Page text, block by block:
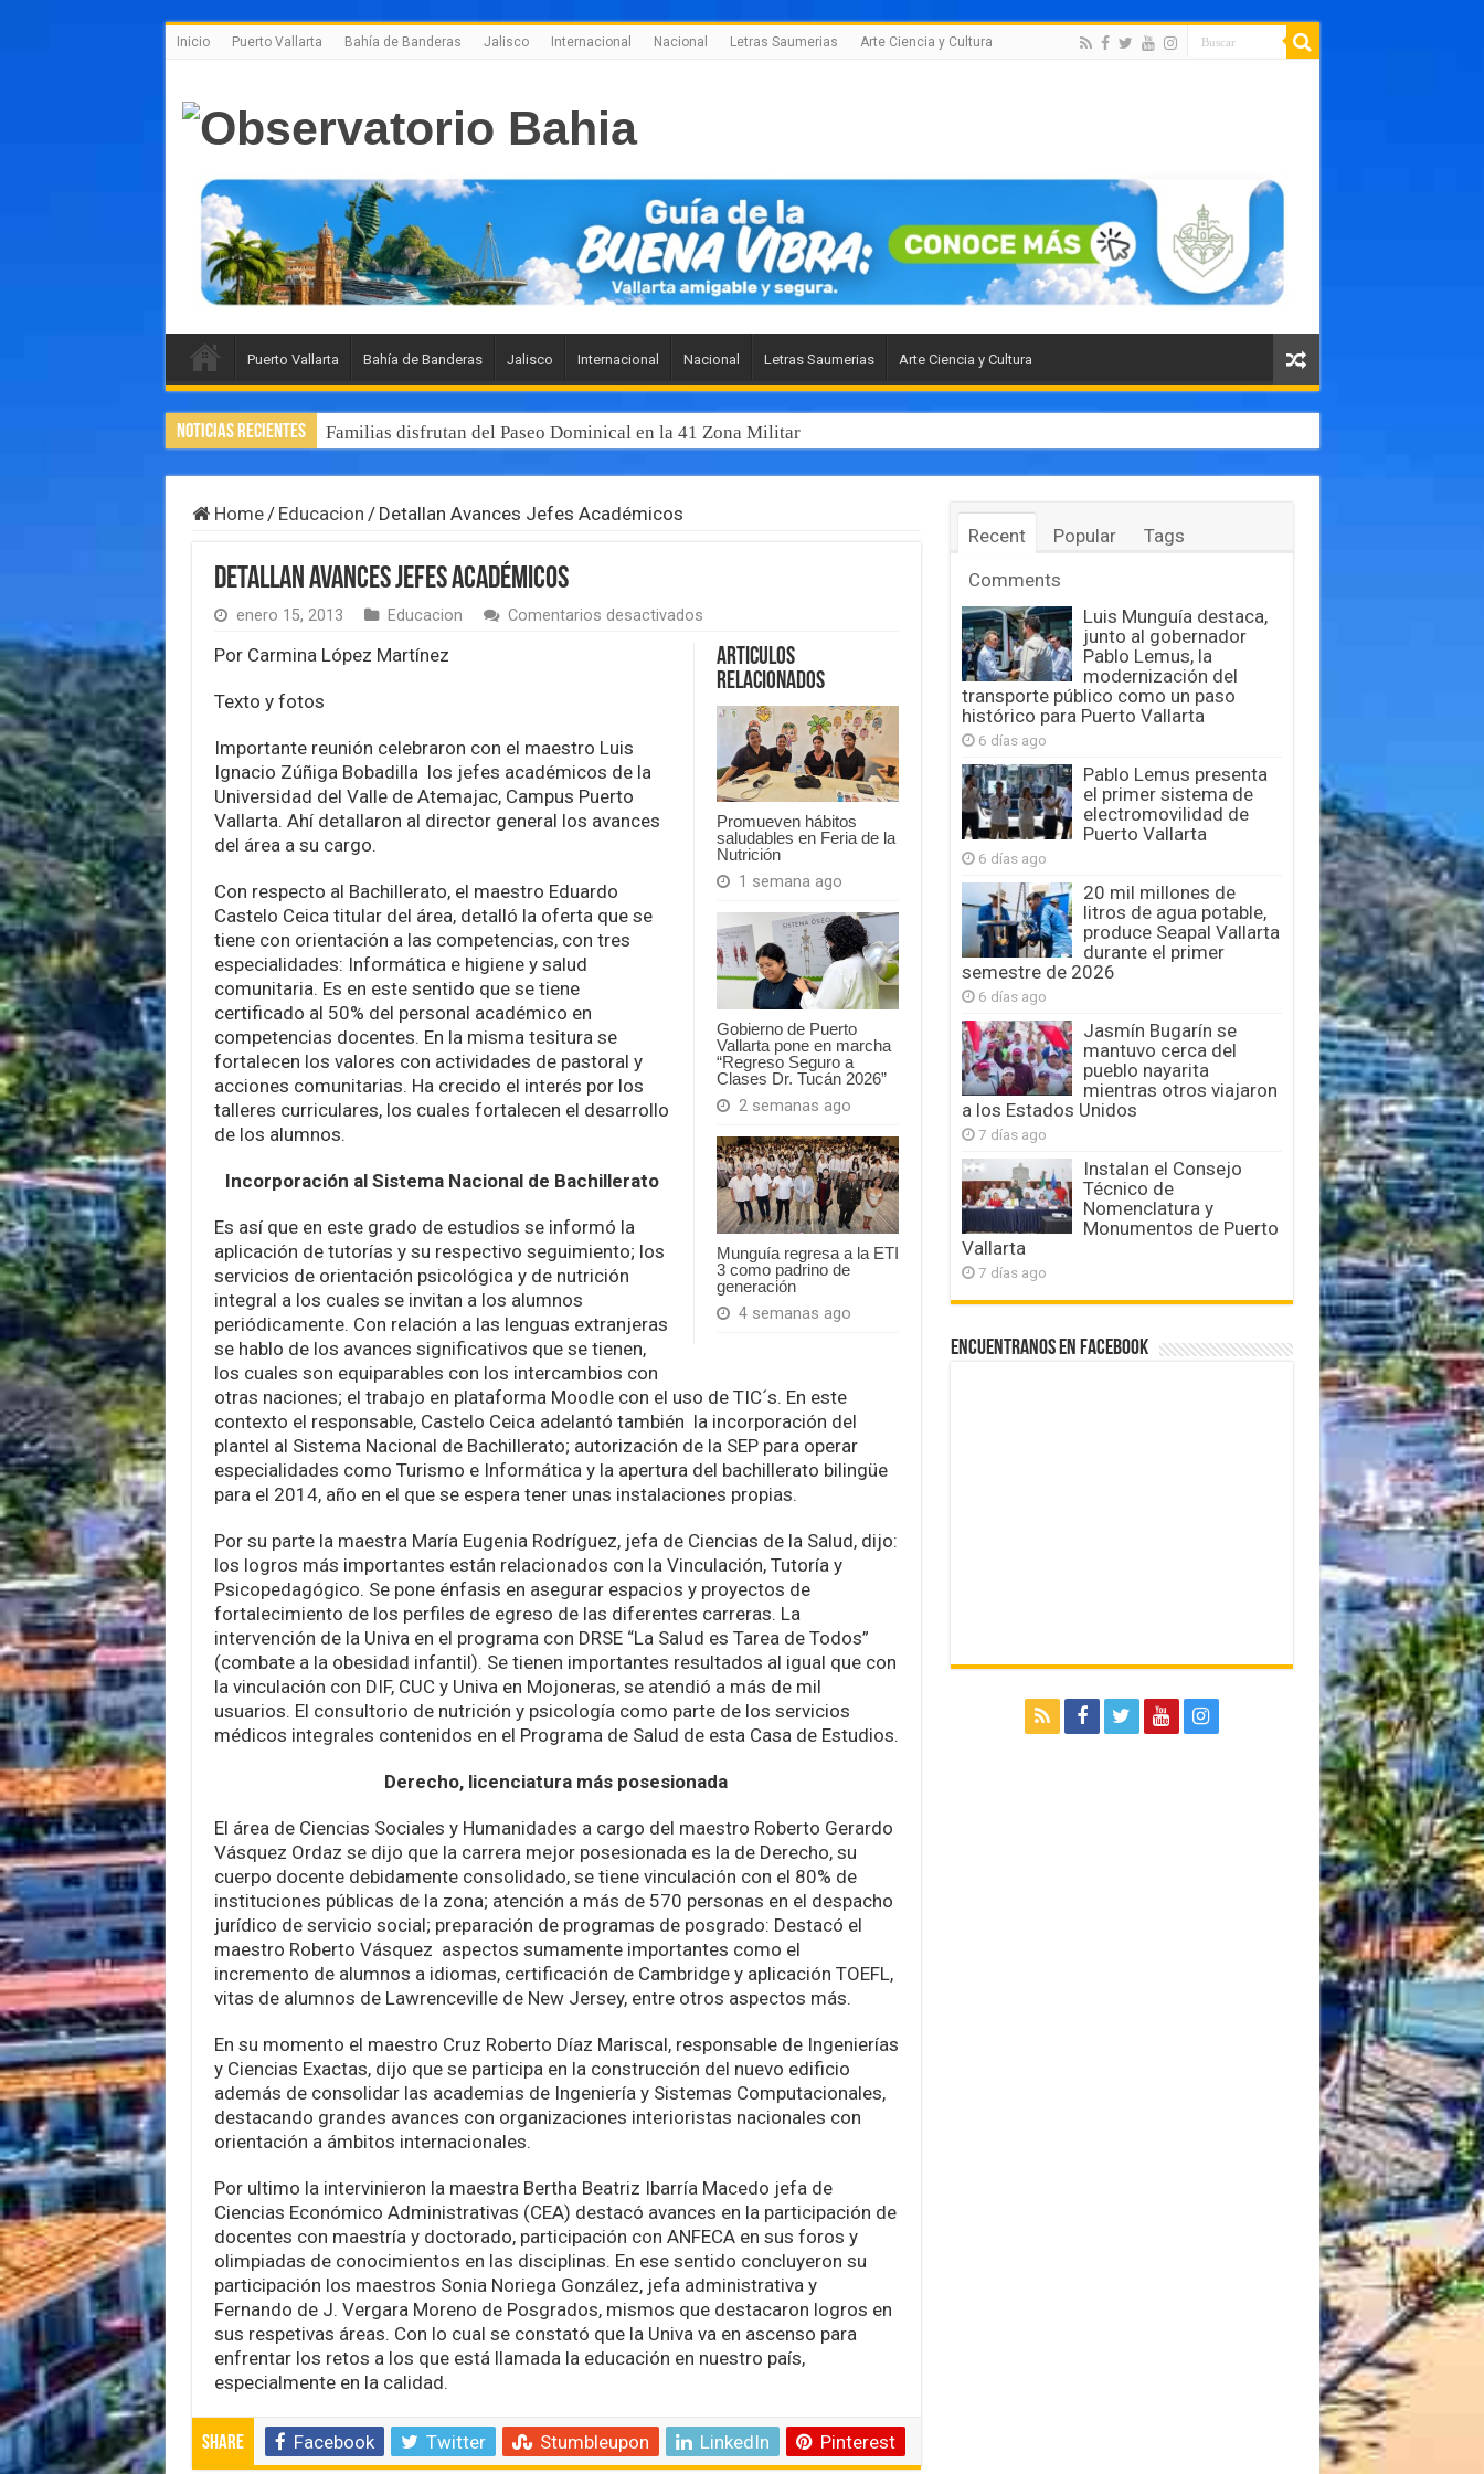
Inicio Puerto Vallarta Bahía de Banderas Jalisco Internacional Nacional Letras Saumerias Arte Ciencia y Cultura
Puerto Vallarta Bahía de Banderas Jalisco Internacional Nacional Letras Saumerias Arte Ciencia y Cultura
Noticias Recientes Familias disfrutan del Paseo Dominical en la 41 Zona Militar
Home / Educacion / Detallan Avances Jefes Académicos
Detallan Avances Jefes Académicos
enero 15, 2013 Educacion Comentarios desactivadosen
Avances
Jefes
Académicos
Articulos
Relacionados
Promueven hábitos
saludables en Feria de la
Nutrición
1 semana ago
Gobierno de Puerto
Vallarta pone en marcha
“Regreso Seguro a
Clases Dr. Tucán 2026”
2 semanas ago
Munguía regresa a la ETI
3 como padrino de
generación
4 semanas ago
Por Carmina López Martínez
Texto y fotos
Importante reunión celebraron con el maestro Luis
Ignacio Zúñiga Bobadilla los jefes académicos de la
Universidad del Valle de Atemajac, Campus Puerto
Vallarta. Ahí detallaron al director general los avances
del área a su cargo.
Con respecto al Bachillerato, el maestro Eduardo
Castelo Ceica titular del área, detalló la oferta que se
tiene con orientación a las competencias, con tres
especialidades: Informática e higiene y salud
comunitaria. Es en este sentido que se tiene
certificado al 50% del personal académico en
competencias docentes. En la misma tesitura se
fortalecen los valores con actividades de pastoral y
acciones comunitarias. Ha crecido el interés por los
talleres curriculares, los cuales fortalecen el desarrollo
de los alumnos.
Incorporación al Sistema Nacional de Bachillerato
Es así que en este grado de estudios se informó la
aplicación de tutorías y su respectivo seguimiento; los
servicios de orientación psicológica y de nutrición
integral a los cuales se invitan a los alumnos
periódicamente. Con relación a las lenguas extranjeras
se hablo de los avances significativos que se tienen,
los cuales son equiparables con los intercambios con
otras naciones; el trabajo en plataforma Moodle con el uso de TIC´s. En este
contexto el responsable, Castelo Ceica adelantó también la incorporación del
plantel al Sistema Nacional de Bachillerato; autorización de la SEP para operar
especialidades como Turismo e Informática y la apertura del bachillerato bilingüe
para el 2014, año en el que se espera tener unas instalaciones propias.
Por su parte la maestra María Eugenia Rodríguez, jefa de Ciencias de la Salud, dijo:
los logros más importantes están relacionados con la Vinculación, Tutoría y
Psicopedagógico. Se pone énfasis en asegurar espacios y proyectos de
fortalecimiento de los perfiles de egreso de las diferentes carreras. La
intervención de la Univa en el programa con DRSE “La Salud es Tarea de Todos”
(combate a la obesidad infantil). Se tienen importantes resultados al igual que con
la vinculación con DIF, CUC y Univa en Mojoneras, se atendió a más de mil
usuarios. El consultorio de nutrición y psicología como parte de los servicios
médicos integrales contenidos en el Programa de Salud de esta Casa de Estudios.
Derecho, licenciatura más posesionada
El área de Ciencias Sociales y Humanidades a cargo del maestro Roberto Gerardo
Vásquez Ordaz se dijo que la carrera mejor posesionada es la de Derecho, su
cuerpo docente debidamente consolidado, se tiene vinculación con el 80% de
instituciones públicas de la zona; atención a más de 570 personas en el despacho
jurídico de servicio social; preparación de programas de posgrado: Destacó el
maestro Roberto Vásquez aspectos sumamente importantes como el
incremento de alumnos a idiomas, certificación de Cambridge y aplicación TOEFL,
vitas de alumnos de Lawrenceville de New Jersey, entre otros aspectos más.
En su momento el maestro Cruz Roberto Díaz Mariscal, responsable de Ingenierías
y Ciencias Exactas, dijo que se participa en la construcción del nuevo edificio
además de consolidar las academias de Ingeniería y Sistemas Computacionales,
destacando grandes avances con organizaciones interioristas nacionales con
orientación a ámbitos internacionales.
Por ultimo la intervinieron la maestra Bertha Beatriz Ibarría Macedo jefa de
Ciencias Económico Administrativas (CEA) destacó avances en la participación de
docentes con maestría y doctorado, participación con ANFECA en sus foros y
olimpiadas de conocimientos en las disciplinas. En ese sentido concluyeron su
participación los maestros Sonia Noriega González, jefa administrativa y
Fernando de J. Vergara Moreno de Posgrados, mismos que destacaron logros en
sus respetivas áreas. Con lo cual se constató que la Univa va en ascenso para
enfrentar los retos a los que está llamada la educación en nuestro país,
especialmente en la calidad.
Share Facebook Twitter Stumbleupon LinkedIn Pinterest
Recent Popular
Tags
Comments
Luis Munguía destaca,
junto al gobernador
Pablo Lemus, la
modernización del
transporte público como un paso
histórico para Puerto Vallarta
6 días ago
Pablo Lemus presenta
el primer sistema de
electromovilidad de
Puerto Vallarta
6 días ago
20 mil millones de
litros de agua potable,
produce Seapal Vallarta
durante el primer
semestre de 2026
6 días ago
Jasmín Bugarín se
mantuvo cerca del
pueblo nayarita
mientras otros viajaron
a los Estados Unidos
7 días ago
Instalan el Consejo
Técnico de
Nomenclatura y
Monumentos de Puerto
Vallarta
7 días ago
Encuentranos en Facebook